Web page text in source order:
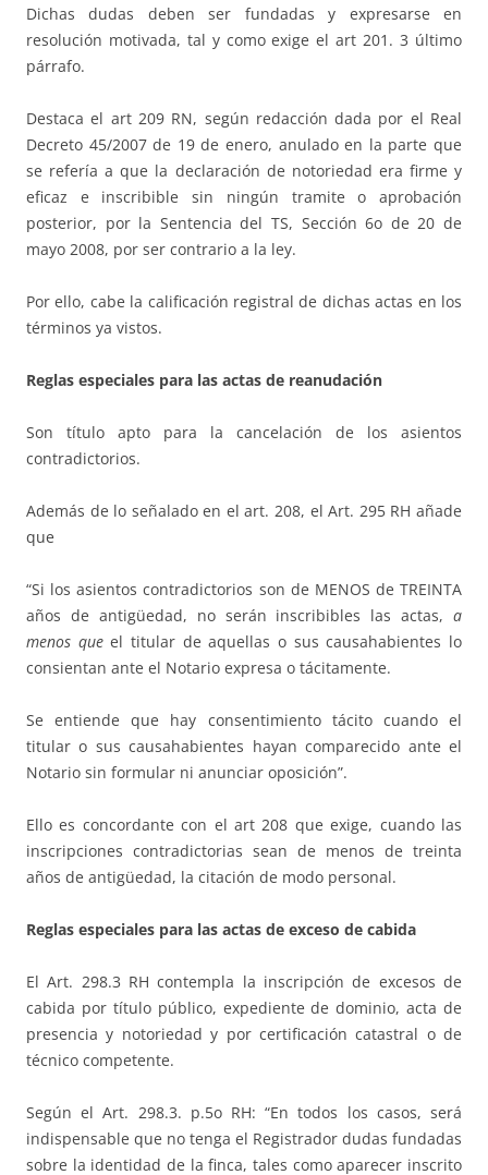
Dichas dudas deben ser fundadas y expresarse en
resolución motivada, tal y como exige el art 201. 3 último
párrafo.
Destaca el art 209 RN, según redacción dada por el Real
Decreto 45/2007 de 19 de enero, anulado en la parte que
se refería a que la declaración de notoriedad era firme y
eficaz e inscribible sin ningún tramite o aprobación
posterior, por la Sentencia del TS, Sección 6o de 20 de
mayo 2008, por ser contrario a la ley.
Por ello, cabe la calificación registral de dichas actas en los
términos ya vistos.
Reglas especiales para las actas de reanudación
Son título apto para la cancelación de los asientos
contradictorios.
Además de lo señalado en el art. 208, el Art. 295 RH añade
que
“Si los asientos contradictorios son de MENOS de TREINTA
años de antigüedad, no serán inscribibles las actas, a
menos queel titular de aquellas o sus causahabientes lo
consientan ante el Notario expresa o tácitamente.
Se entiende que hay consentimiento tácito cuando el
titular o sus causahabientes hayan comparecido ante el
Notario sin formular ni anunciar oposición”.
Ello es concordante con el art 208 que exige, cuando las
inscripciones contradictorias sean de menos de treinta
años de antigüedad, la citación de modo personal.
Reglas especiales para las actas de exceso de cabida
El Art. 298.3 RH contempla la inscripción de excesos de
cabida por título público, expediente de dominio, acta de
presencia y notoriedad y por certificación catastral o de
técnico competente.
Según el Art. 298.3. p.5o RH: “En todos los casos, será
indispensable que no tenga el Registrador dudas fundadas
sobre la identidad de la finca, tales como aparecer inscrito